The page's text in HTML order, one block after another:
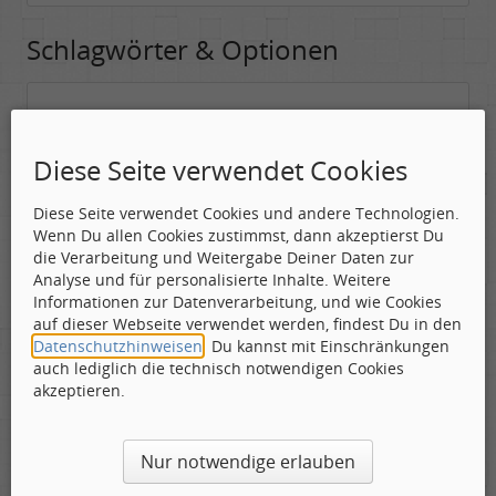
Schlagwörter & Optionen
Suchwörter:
werden soll.
Nach allen angegebenen Begriffen suchen.
Mindestens ein Begriff muss vorhanden sein.
Suche nach Benutzer:
Hier kannst Du (optional) nach einem Benutzer suchen, der den
Beitrag verfasst hat. Du kannst den * als Jokerzeichen benutzen, um
ähnliche Nutzernamen zu finden.
Die Visuelle Bestätigung hilft dabei automatische Spambots
und Scripte von den Diensten dieses Forums abzuhalten.
Derartige Scripte sind normalerweise nicht in der Lage den
Diese Seite verwendet Cookies
Diese Seite verwendet Cookies und andere Technologien.
Wenn Du allen Cookies zustimmst, dann akzeptierst Du
die Verarbeitung und Weitergabe Deiner Daten zur
Analyse und für personalisierte Inhalte. Weitere
Informationen zur Datenverarbeitung, und wie Cookies
auf dieser Webseite verwendet werden, findest Du in den
Datenschutzhinweisen . Du kannst mit Einschränkungen
auch lediglich die technisch notwendigen Cookies
akzeptieren.
Nur notwendige erlauben